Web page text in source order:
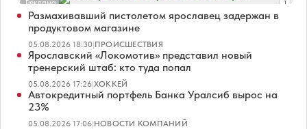
Реклама
Размахивавший пистолетом ярославец задержан в
продуктовом магазине
05.08.2026 18:30|ПРОИСШЕСТВИЯ
Ярославский «Локомотив» представил новый
тренерский штаб: кто туда попал
05.08.2026 17:26|ХОККЕЙ
Автокредитный портфель Банка Уралсиб вырос на
23%
05.08.2026 17:06|НОВОСТИ КОМПАНИЙ